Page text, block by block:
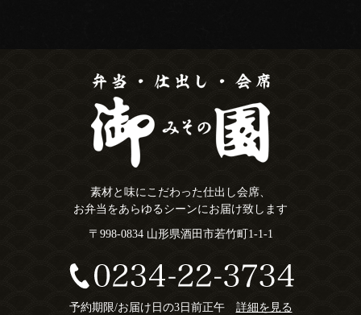
素材と味にこだわった仕出し会席、
お弁当をあらゆるシーンにお届け致します
〒998-0834 山形県酒田市若竹町1-1-1
予約期限/お届け日の3日前正午 詳細を見る